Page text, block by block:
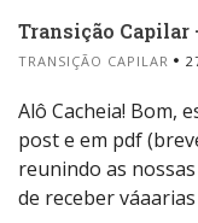
Transição
TRANSIÇÃO CAPILAR
Alô Cacheia! Bom,
post e em pdf
reunindo as
de receber